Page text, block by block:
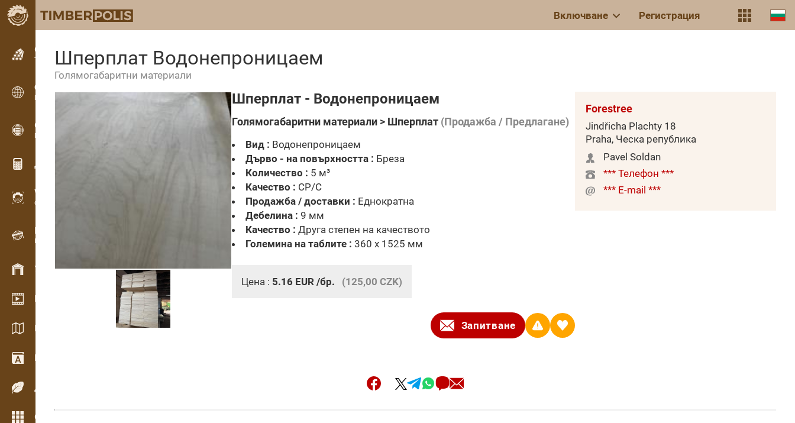
Включване Регистрация
Обявления
Текстови обяви
Обявления
Международни обяви
OPTI-TIMB
Модели на рязане
Дървообработващи калкулатори
WoodProfi
Обем на дървесината с ИИ
Рекордер
Инвентаризация на дървесина на терен
Управление на склад
Видео галерия
Каталози / Брошури
Речник
Дървесни видове
Още функции
Шперплат Водонепроницаем
Голямогабаритни материали
Шперплат - Водонепроницаем
Голямогабаритни материали > Шперплат (Продажба / Предлагане)
Вид : Водонепроницаем
Дърво - на повърхността : Бреза
Количество : 5 м³
Качество : CP/C
Продажба / доставки : Еднократна
Дебелина : 9 мм
Качество : Друга степен на качеството
Големина на таблите : 360 x 1525 мм
Цена : 5.16 EUR /бр. (125,00 CZK)
Запитване
Forestree
Jindřicha Plachty 18
Praha, Ческа република
Pavel Soldan
*** Телефон ***
*** E-mail ***